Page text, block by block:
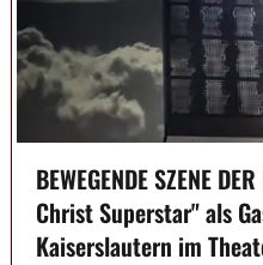
BEWEGENDE SZENE
Christ Superstar" als
Kaiserslautern im